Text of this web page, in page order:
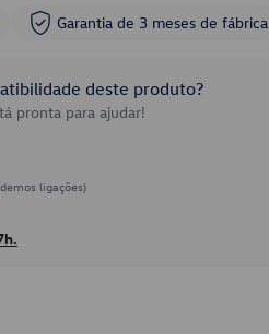
Garantia de 3 meses de fábrica
deste produto?
pronta para ajudar!
ligações)